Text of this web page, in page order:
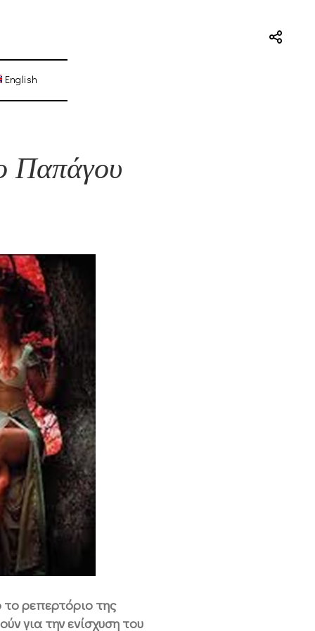
English
Παπάγου
ρεπερτόριο της
για την ενίσχυση του